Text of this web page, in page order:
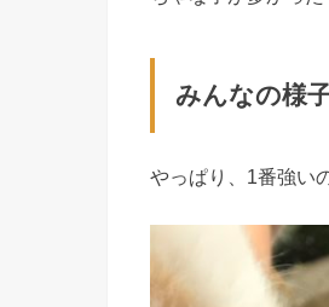
みんなの様
やっぱり、1番強い